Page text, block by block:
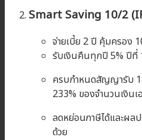
Smart Saving 10/2
จ่ายเบี้ย 2 ปี คุ้มครอง
รับเงินคืนทุกปี 5% ปีที่
ครบกำหนดสัญญารับ
233% ของจำนวนเงินเ
ลดหย่อนภาษีได้และผล
ด้วย